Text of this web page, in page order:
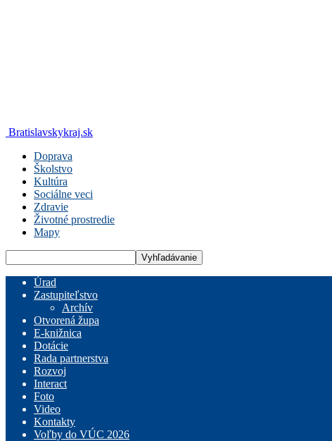
Bratislavskykraj.sk
Doprava
Školstvo
Kultúra
Sociálne veci
Zdravie
Životné prostredie
Mapy
Úrad
Zastupiteľstvo
Archív
Otvorená župa
E-knižnica
Dotácie
Rada partnerstva
Rozvoj
Interact
Foto
Video
Kontakty
Voľby do VÚC 2026